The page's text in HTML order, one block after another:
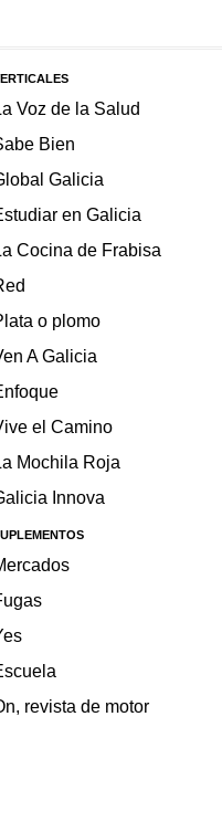
Voz de la Salud
Bien
Galicia
en Galicia
Cocina de Frabisa
o plomo
A Galicia
el Camino
Mochila Roja
Innova
revista de motor